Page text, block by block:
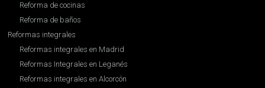
Reforma de cocinas
Reforma de baños
Reformas integrales
Reformas integrales en Madrid
Reformas Integrales en Leganés
Reformas integrales en Alcorcón